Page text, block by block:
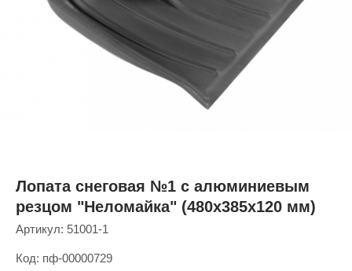
Лопата снеговая №1 с алюминиевым
резцом "Неломайка" (480х385х120 мм)
Артикул: 51001-1
Код: пф-00000729